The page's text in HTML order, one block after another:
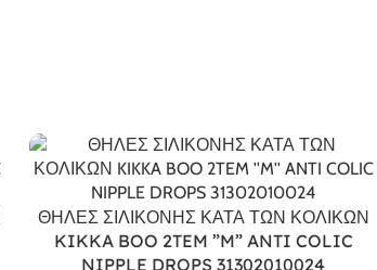
ΘΗΛΕΣ ΣΙΛΙΚΟΝΗΣ ΚΑΤΑ ΤΩΝ ΚΟΛΙΚΩΝ
KIKKA BOO 2TEM ”M” ANTI COLIC
NIPPLE DROPS 31302010024